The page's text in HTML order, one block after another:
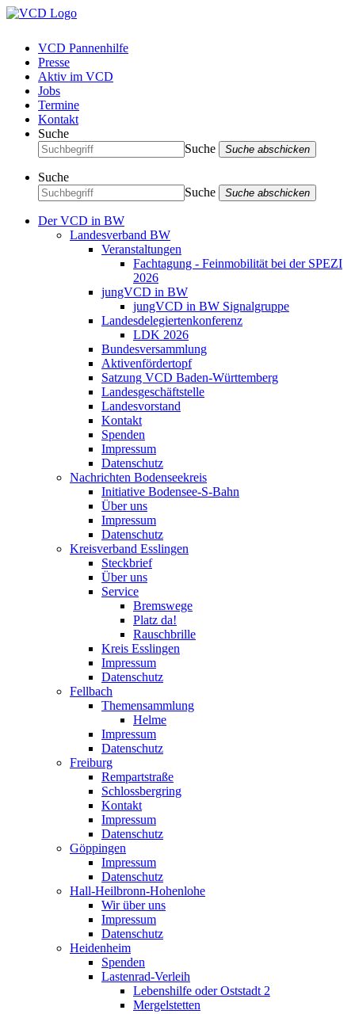
VCD Pannenhilfe
Presse
Aktiv im VCD
Jobs
Termine
Kontakt
Suche
Suche
Suche abschicken
Suche
Suche
Suche abschicken
Der VCD in BW
Landesverband BW
Veranstaltungen
Fachtagung - Feinmobilität bei der SPEZI
2026
jungVCD in BW
jungVCD in BW Signalgruppe
Landesdelegiertenkonferenz
LDK 2026
Bundesversammlung
Aktivenfördertopf
Satzung VCD Baden-Württemberg
Landesgeschäftstelle
Landesvorstand
Kontakt
Spenden
Impressum
Datenschutz
Nachrichten Bodenseekreis
Initiative Bodensee-S-Bahn
Über uns
Impressum
Datenschutz
Kreisverband Esslingen
Steckbrief
Über uns
Service
Bremswege
Platz da!
Rauschbrille
Kreis Esslingen
Impressum
Datenschutz
Fellbach
Themensammlung
Helme
Impressum
Datenschutz
Freiburg
Rempartstraße
Schlossbergring
Kontakt
Impressum
Datenschutz
Göppingen
Impressum
Datenschutz
Hall-Heilbronn-Hohenlohe
Wir über uns
Impressum
Datenschutz
Heidenheim
Spenden
Lastenrad-Verleih
Lebenshilfe oder Oststadt 2
Mergelstetten